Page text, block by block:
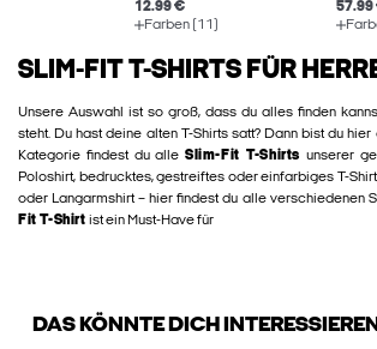
12.99 €
Farben (11)
57.99
SLIM-FIT T-SHIRTS FÜR
Unsere Auswahl ist so groß, dass du alles finden
steht. Du hast deine alten T-Shirts satt? Dann bist du
Kategorie findest du alleSlim-Fit T-Shirts unserer
Poloshirt, bedrucktes, gestreiftes oder einfarbiges T-
oder Langarmshirt – hier findest du alle verschiedenen
Fit T-Shirt ist ein Must-Have für
DAS KÖNNTE DICH